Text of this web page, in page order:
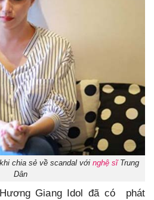
chia sẻ về scandal với nghệ sĩTrung
Dân
Giang Idol đã có phát